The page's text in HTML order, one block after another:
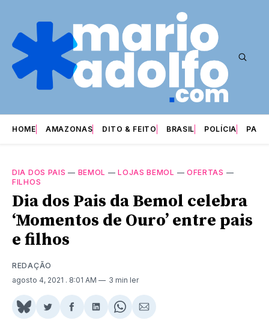
HOME AMAZONAS DITO & FEITO BRASIL POLÍCIA
DIA DOS PAIS — BEMOL —LOJAS BEMOL — OFERTAS —
FILHOS
Dia dos Pais da Bemol celebra
‘Momentos de Ouro’ entre pais
e filhos
REDAÇÃO
agosto 4, 2021 . 8:01 AM 3 min ler
ShareCompartilhar
Compartilhar
Compartilhar
ShareCompartilhar